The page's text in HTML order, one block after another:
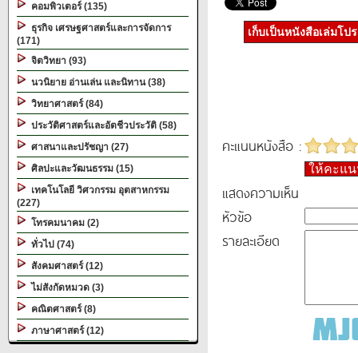
คอมพิวเตอร์ (135)
ธุรกิจ เศรษฐศาสตร์และการจัดการ
(171)
จิตวิทยา (93)
นวนิยาย อ่านเล่น และนิทาน (38)
วิทยาศาสตร์ (84)
ประวัติศาสตร์และอัตชีวประวัติ (58)
ศาสนาและปรัชญา (27)
ศิลปะและวัฒนธรรม (15)
เทคโนโลยี วิศวกรรม อุตสาหกรรม
(227)
โทรคมนาคม (2)
ทั่วไป (74)
สังคมศาสตร์ (12)
ไม่สังกัดหมวด (3)
คณิตศาสตร์ (8)
ภาษาศาสตร์ (12)
เก็บเป็นหนังสือเล่มโป
คะแนนหนังสือ :
ให้คะแ
แสดงความเห็น
หัวข้อ
รายละเอียด